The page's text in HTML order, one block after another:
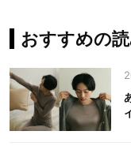
おすすめの